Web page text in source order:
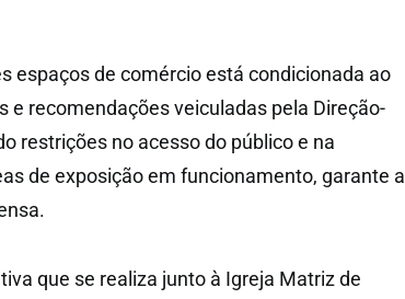
espaços de comércio está condicionada ao
recomendações veiculadas pela Direção-
restrições no acesso do público e na
de exposição em funcionamento, garante a
que se realiza junto à Igreja Matriz de